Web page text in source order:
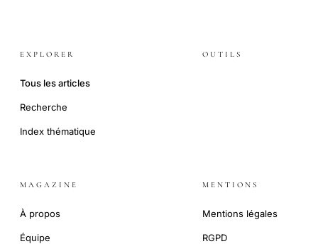
EXPLORER
Tous les articles
Recherche
Index thématique
OUTILS
MAGAZINE
À propos
Équipe
MENTIONS
Mentions légales
RGPD